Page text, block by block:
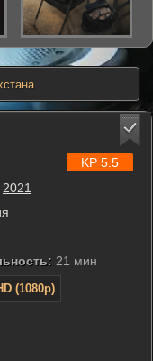
2021
21 мин
(1080p)
KP 5.5